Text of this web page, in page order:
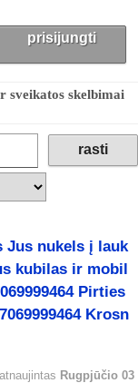
prisijungti
sveikatos skelbimai
Jus nukels į lauk
kubilas ir mobil
Pirties
Krosn
atnaujintas Rugpjūčio 03